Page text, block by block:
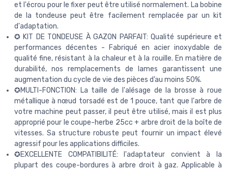
et l'écrou pour le fixer peut être utilisé normalement. La bobine
de la tondeuse peut être facilement remplacée par un kit
d'adaptation.
✪ KIT DE TONDEUSE À GAZON PARFAIT: Qualité supérieure et
performances décentes - Fabriqué en acier inoxydable de
qualité fine, résistant à la chaleur et à la rouille. En matière de
durabilité, nos remplacements de lames garantissent une
augmentation du cycle de vie des pièces d’au moins 50%.
✪MULTI-FONCTION: La taille de l'alésage de la brosse à roue
métallique à nœud torsadé est de 1 pouce, tant que l'arbre de
votre machine peut passer, il peut être utilisé, mais il est plus
approprié pour le coupe-herbe 25cc + arbre droit de la boîte de
vitesses. Sa structure robuste peut fournir un impact élevé
agressif pour les applications difficiles.
✪EXCELLENTE COMPATIBILITÉ: l'adaptateur convient à la
plupart des coupe-bordures à arbre droit à gaz. Applicable à